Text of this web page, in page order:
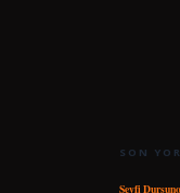
SON
Seyfi